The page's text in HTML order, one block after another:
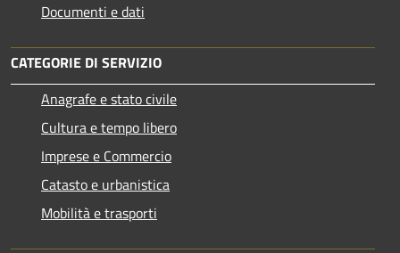
Documenti e dati
CATEGORIE DI SERVIZIO
Anagrafe e stato civile
Cultura e tempo libero
Imprese e Commercio
Catasto e urbanistica
Mobilità e trasporti